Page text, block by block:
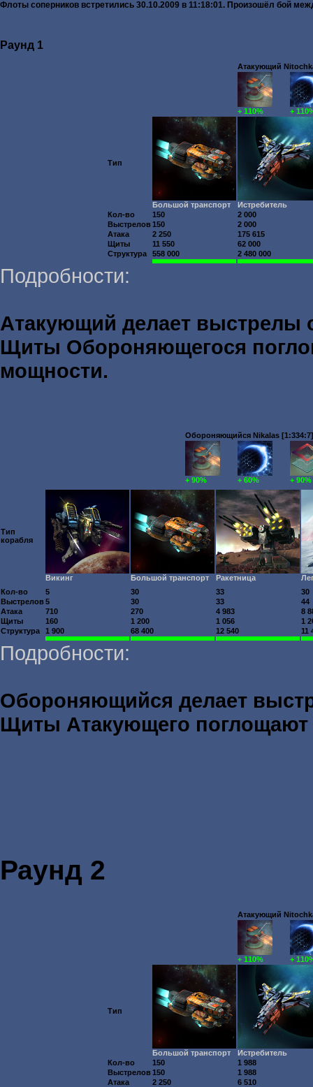
Флоты соперников встретились 30.10.2009 в 11:18:01. Произошёл бой
Раунд 1
Атакующий
+ 110% +
Тип
Большой транспорт
Истребитель
Кол-во
150
2 000
Выстрелов150
2 000
Атака
2 250
175 615
Щиты
11 550
62 000
Структура
558 000 2 480 000
Подробности:
Атакующий делает
Щиты Обороняющегося
мощности.
Обороняющийся Nikalas [1:334:7]
+ 90% + 60% + 90%
Тип
корабля
Викинг Большой транспорт Ракетница
Кол-во
5 30 33
30
Выстрелов5 30 33
44
Атака
710 270 4 983
8
Щиты
160 1 200 1 056
1
Структура
1 900 68 400 12 540 11
Подробности:
Обороняющийся делает
Щиты Атакующего поглощают
Раунд 2
Атакующий
+ 110% +
Тип
Большой транспорт
Истребитель
Кол-во
150
1 988
Выстрелов150
1 988
Атака
2 250
6 510